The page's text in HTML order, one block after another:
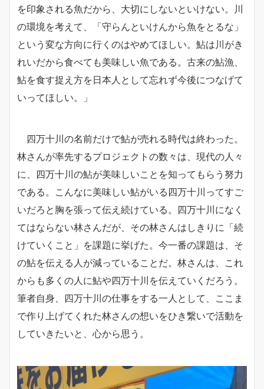
を印象される魚だから、大切にしないといけない。川
の環境を考えて、「守らんといけんから魚をとるな」
という変な方向に行くのはやめてほしい。鮎は川がき
れいだから食べても美味しい魚である。古来の鮎漁、
鮎を食す捉え方を日本人として忘れず今後につなげて
いってほしい。」
四万十川の名前だけで鮎が売れる時代は終わった。
林さんが率先するプロジェクトの数々は、現代の人々
に、四万十川の鮎が美味しいことを知ってもらう努力
である。こんなに美味しい鮎がいる四万十川ってすご
いだろと胸を張って伝え続けている。四万十川になく
てはならない林さんだが、その林さんはしきりに「続
けていくこと」を課題に挙げた。今一番の課題は、そ
の鮎を伝える人が減っていることだ。林さんは、これ
からも多くの人に鮎や四万十川を伝えていくだろう。
筆者自身、四万十川の仕事をする一人として、ここま
で作り上げてくれた林さんの想いをひき繋いで活動を
していきたいと、心から思う。